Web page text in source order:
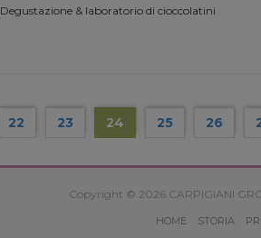
Degustazione & laboratorio di cioccolatini
22 23 24 25 26
Copyright © 2026 CARPIGIANI
HOME STORIA